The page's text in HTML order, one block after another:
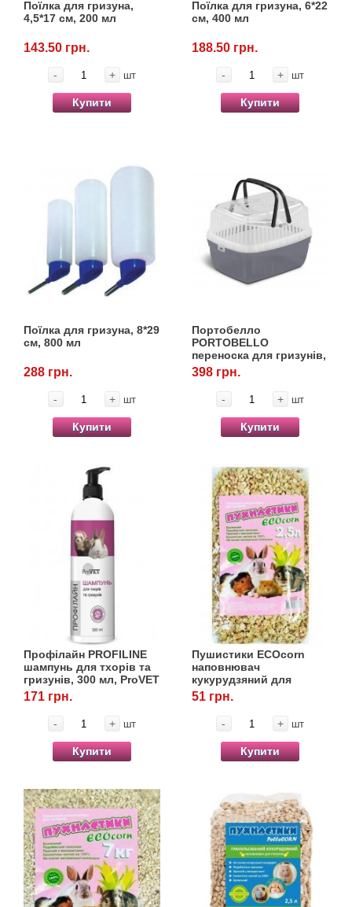
Поїлка для гризуна,
4,5*17 см, 200 мл
143.50 грн.
- + шт
Купити
Поїлка для гризуна, 6*22
см, 400 мл
188.50 грн.
- + шт
Купити
Поїлка для гризуна, 8*29
см, 800 мл
288 грн.
- + шт
Купити
Портобелло
PORTOBELLO
переноска для гризунів,
30*23*21 см, червона
398 грн.
- + шт
Купити
Профілайн PROFILINE
шампунь для тхорів та
гризунів, 300 мл, ProVET
171 грн.
- + шт
Купити
Пушистики ECOcorn
наповнювач
кукурудзяний для
гризунів, 2,5 л
51 грн.
- + шт
Купити